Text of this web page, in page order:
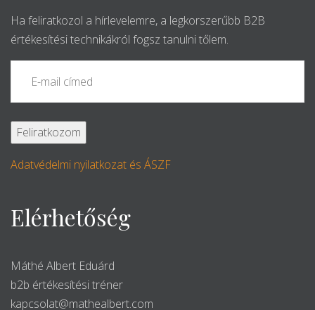
Ha feliratkozol a hírlevelemre, a legkorszerűbb B2B
értékesítési technikákról fogsz tanulni tőlem.
Adatvédelmi nyilatkozat és ÁSZF
Elérhetőség
Máthé Albert Eduárd
b2b értékesítési tréner
kapcsolat@mathealbert.com